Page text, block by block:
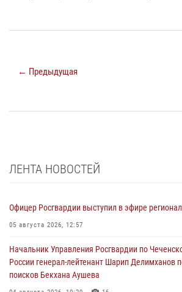
← Предыдущая
ЛЕНТА НОВОСТЕЙ
Офицер Росгвардии выступил в эфире
05 августа 2026, 12:57
Начальник Управления Росгвардии по
России генерал-лейтенант Шарип Делимханов
поисков Бекхана Аушева